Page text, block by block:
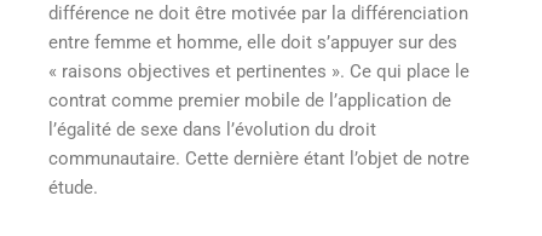
différence ne doit être motivée par la différenciation
entre femme et homme, elle doit s’appuyer sur des
« raisons objectives et pertinentes ». Ce qui place le
contrat comme premier mobile de l’application de
l’égalité de sexe dans l’évolution du droit
communautaire. Cette dernière étant l’objet de notre
étude.